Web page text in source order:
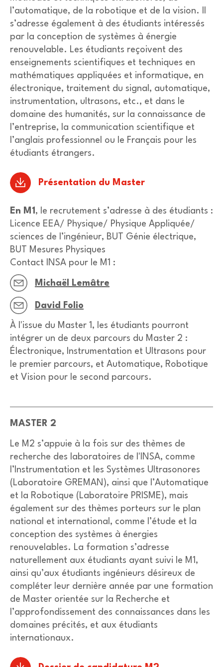
l’automatique, de la robotique et de la vision. Il
s’adresse également à des étudiants intéressés
par la conception de systèmes à énergie
renouvelable. Les étudiants reçoivent des
enseignements scientifiques et techniques en
mathématiques appliquées et informatique, en
électronique, traitement du signal, automatique,
instrumentation, ultrasons, etc., et dans le
domaine des humanités, sur la connaissance de
l’entreprise, la communication scientifique et
l’anglais professionnel ou le Français pour les
étudiants étrangers.
Présentation du Master
En M1 , le recrutement s’adresse à des étudiants :
Licence EEA/ Physique/ Physique Appliquée/
sciences de l’ingénieur, BUT Génie électrique,
BUT Mesures Physiques
Contact INSA pour le M1 :
Michaël Lemâtre
David Folio
À l'issue du Master 1, les étudiants pourront
intégrer un de deux parcours du Master 2 :
Électronique, Instrumentation et Ultrasons pour
le premier parcours, et Automatique, Robotique
et Vision pour le second parcours.
MASTER 2
Le M2 s’appuie à la fois sur des thèmes de
recherche des laboratoires de l'INSA, comme
l’Instrumentation et les Systèmes Ultrasonores
(Laboratoire GREMAN), ainsi que l’Automatique
et la Robotique (Laboratoire PRISME), mais
également sur des thèmes porteurs sur le plan
national et international, comme l’étude et la
conception des systèmes à énergies
renouvelables. La formation s’adresse
naturellement aux étudiants ayant suivi le M1,
ainsi qu’aux étudiants ingénieurs désireux de
compléter leur dernière année par une formation
de Master orientée sur la Recherche et
l’approfondissement des connaissances dans les
domaines précités, et aux étudiants
internationaux.